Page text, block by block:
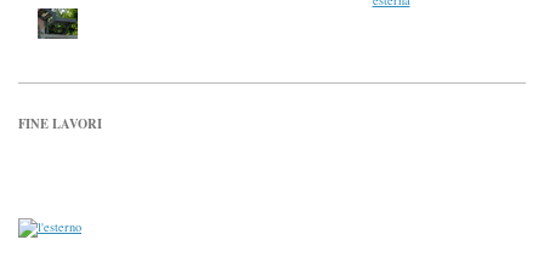
FINE LAVORI